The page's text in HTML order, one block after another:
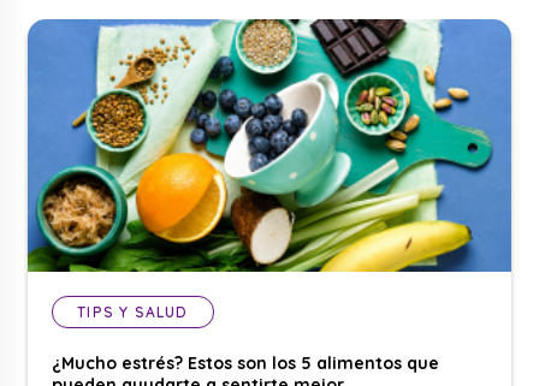
TIPS Y SALUD
¿Mucho estrés? Estos son los 5 alimentos que